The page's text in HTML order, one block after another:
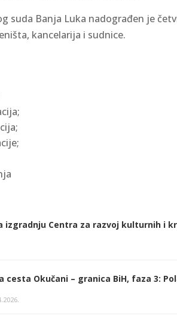
suda Banja Luka nadograđen je
kancelarija i sudnice.
izgradnju Centra za razvoj kulturnih i
cesta Okučani – granica BiH, faza 3: